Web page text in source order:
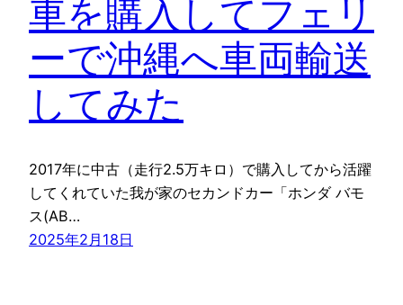
車を購入してフェリ
ーで沖縄へ車両輸送
してみた
2017年に中古（走行2.5万キロ）で購入してから活躍
してくれていた我が家のセカンドカー「ホンダ バモ
ス(AB…
2025年2月18日